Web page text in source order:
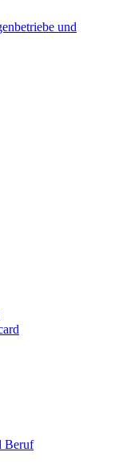
und
Beruf